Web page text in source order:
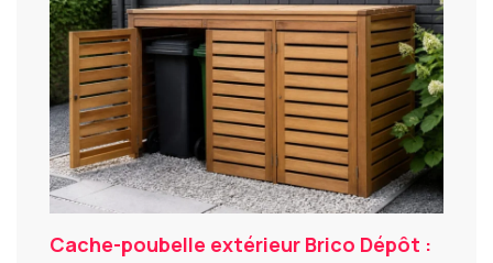
Cache-poubelle extérieur Brico Dépôt :